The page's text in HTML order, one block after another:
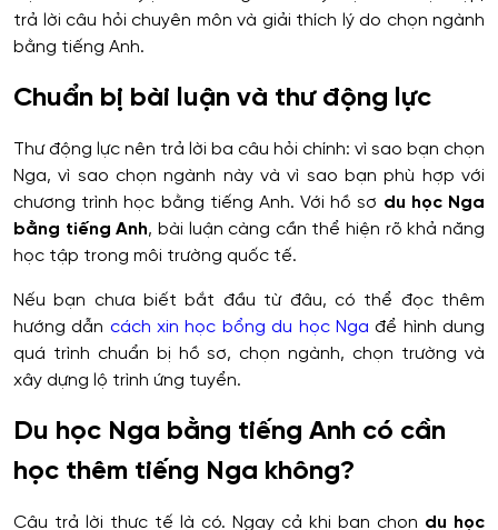
trả lời câu hỏi chuyên môn và giải thích lý do chọn ngành
bằng tiếng Anh.
Chuẩn bị bài luận và thư động lực
Thư động lực nên trả lời ba câu hỏi chính: vì sao bạn chọn
Nga, vì sao chọn ngành này và vì sao bạn phù hợp với
chương trình học bằng tiếng Anh. Với hồ sơ du học Nga
bằng tiếng Anh, bài luận càng cần thể hiện rõ khả năng
học tập trong môi trường quốc tế.
Nếu bạn chưa biết bắt đầu từ đâu, có thể đọc thêm
hướng dẫn cách xin học bổng du học Nga để hình dung
quá trình chuẩn bị hồ sơ, chọn ngành, chọn trường và
xây dựng lộ trình ứng tuyển.
Du học Nga bằng tiếng Anh có cần
học thêm tiếng Nga không?
Câu trả lời thực tế là có. Ngay cả khi bạn chọn du học